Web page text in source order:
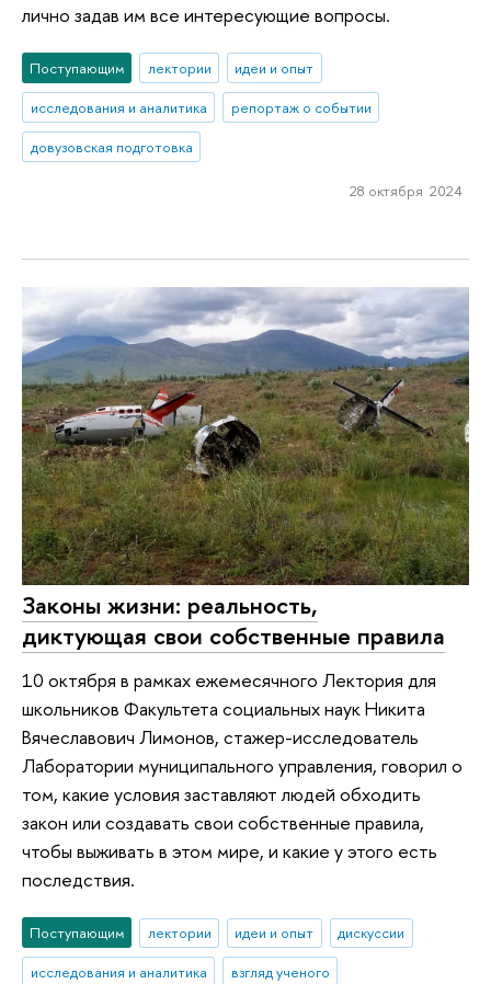
лично задав им все интересующие вопросы.
Поступающим лектории
идеи и опыт
исследования и аналитика
репортаж о событии
довузовская подготовка
28 октября 2024
Законы жизни: реальность,
диктующая свои собственные правила
10 октября в рамках ежемесячного Лектория для
школьников Факультета социальных наук Никита
Вячеславович Лимонов, стажер-исследователь
Лаборатории муниципального управления, говорил о
том, какие условия заставляют людей обходить
закон или создавать свои собственные правила,
чтобы выживать в этом мире, и какие у этого есть
последствия.
Поступающим лектории идеи и опыт
дискуссии
исследования и аналитика
взгляд ученого